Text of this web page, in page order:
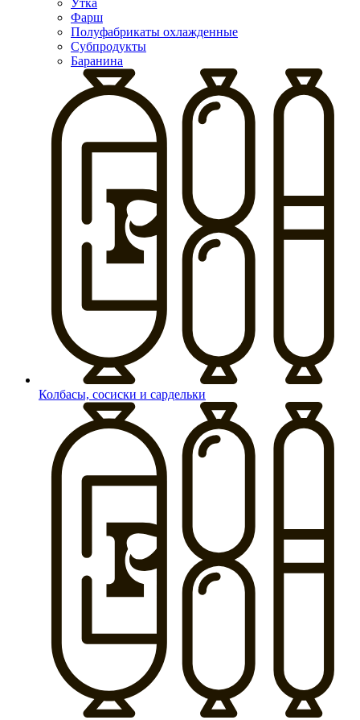
Утка
Фарш
Полуфабрикаты охлажденные
Субпродукты
Баранина
Колбасы, сосиски и сардельки